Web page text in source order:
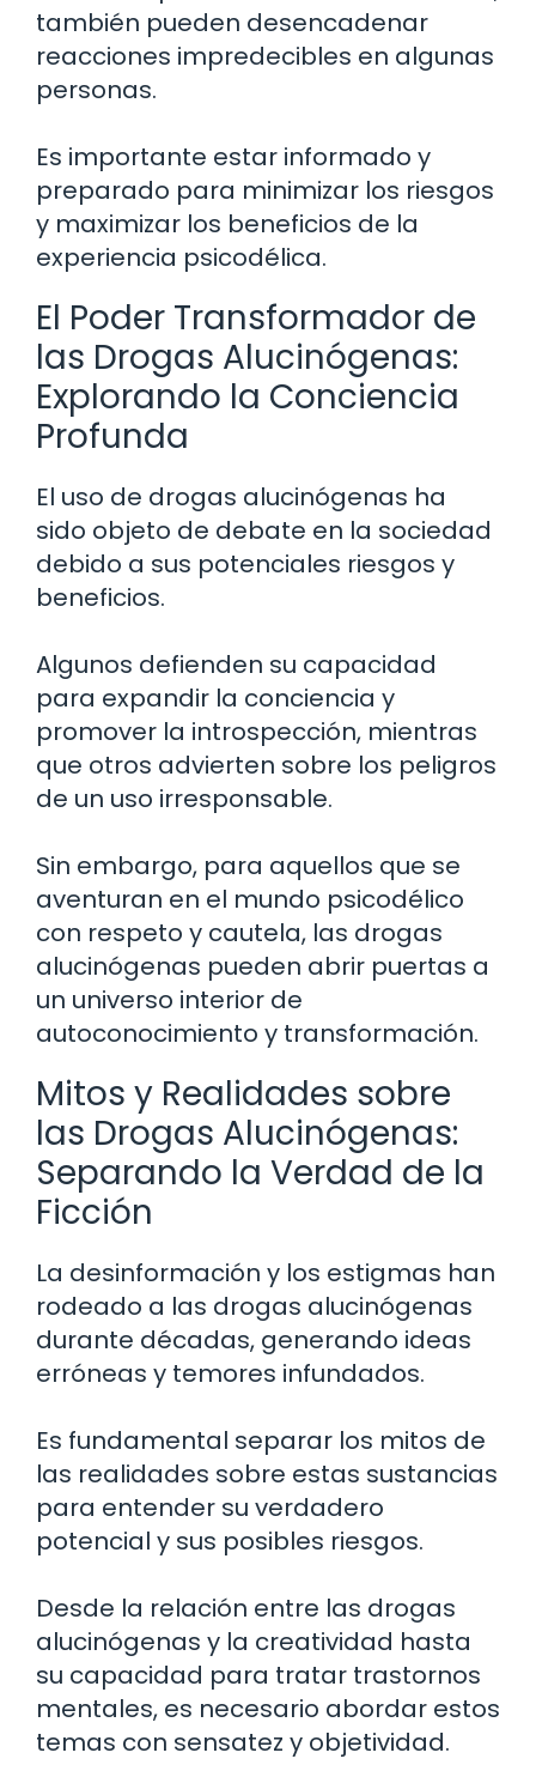
también pueden desencadenar
reacciones impredecibles en algunas
personas.
Es importante estar informado y
preparado para minimizar los riesgos
y maximizar los beneficios de la
experiencia psicodélica.
El Poder Transformador de
las Drogas Alucinógenas:
Explorando la Conciencia
Profunda
El uso de drogas alucinógenas ha
sido objeto de debate en la sociedad
debido a sus potenciales riesgos y
beneficios.
Algunos defienden su capacidad
para expandir la conciencia y
promover la introspección, mientras
que otros advierten sobre los peligros
de un uso irresponsable.
Sin embargo, para aquellos que se
aventuran en el mundo psicodélico
con respeto y cautela, las drogas
alucinógenas pueden abrir puertas a
un universo interior de
autoconocimiento y transformación.
Mitos y Realidades sobre
las Drogas Alucinógenas:
Separando la Verdad de la
Ficción
La desinformación y los estigmas han
rodeado a las drogas alucinógenas
durante décadas, generando ideas
erróneas y temores infundados.
Es fundamental separar los mitos de
las realidades sobre estas sustancias
para entender su verdadero
potencial y sus posibles riesgos.
Desde la relación entre las drogas
alucinógenas y la creatividad hasta
su capacidad para tratar trastornos
mentales, es necesario abordar estos
temas con sensatez y objetividad.